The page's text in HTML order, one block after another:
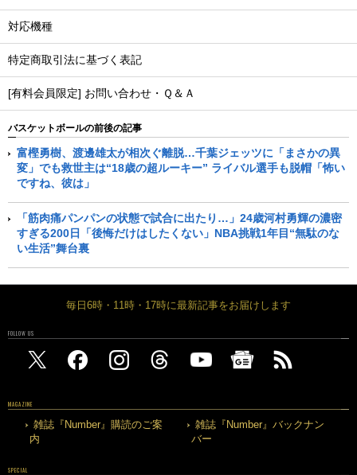
対応機種
特定商取引法に基づく表記
[有料会員限定] お問い合わせ・Ｑ＆Ａ
バスケットボールの前後の記事
富樫勇樹、渡邊雄太が相次ぐ離脱…千葉ジェッツに「まさかの異
変」でも救世主は“18歳の超ルーキー” ライバル選手も脱帽「怖い
ですね、彼は」
「筋肉痛パンパンの状態で試合に出たり…」24歳河村勇輝の濃密
すぎる200日「後悔だけはしたくない」NBA挑戦1年目“無駄のな
い生活”舞台裏
毎日6時・11時・17時に最新記事をお届けします
FOLLOW US
MAGAZINE
雑誌『Number』購読のご案
内
雑誌『Number』バックナン
バー
SPECIAL